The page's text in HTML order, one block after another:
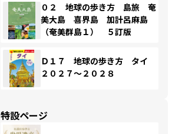
０２ 地球の歩き方 島旅 奄
美大島 喜界島 加計呂麻島
（奄美群島１） ５訂版
Ｄ１７ 地球の歩き方 タイ
２０２７～２０２８
特設ページ